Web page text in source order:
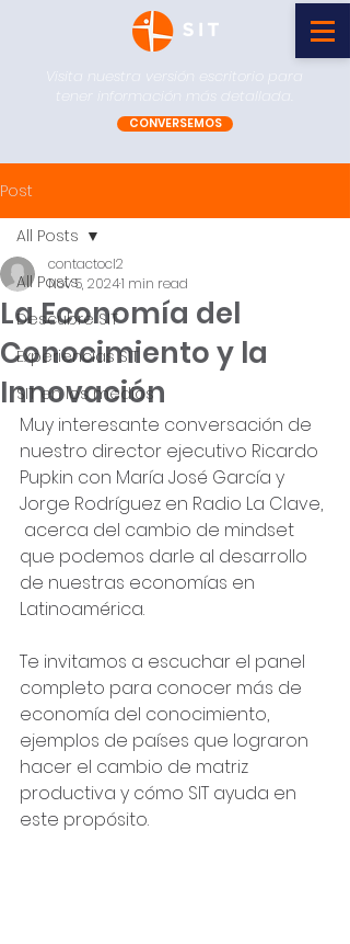
Visita nuestra versión escritorio para
tener información más detallada.
CONVERSEMOS
Post
All Posts
Descubre SIT
Experiencias SIT
SIT en los medios
All Posts
La Economía del
Conocimiento y la
Innovación
contactocl2
Nov 5, 20241 min read
Muy interesante conversación de
nuestro director ejecutivo Ricardo
Pupkin con María José García y
Jorge Rodríguez en Radio La Clave,
acerca del cambio de mindset
que podemos darle al desarrollo
de nuestras economías en
Latinoamérica.
Te invitamos a escuchar el panel
completo para conocer más de
economía del conocimiento,
ejemplos de países que lograron
hacer el cambio de matriz
productiva y cómo SIT ayuda en
este propósito.